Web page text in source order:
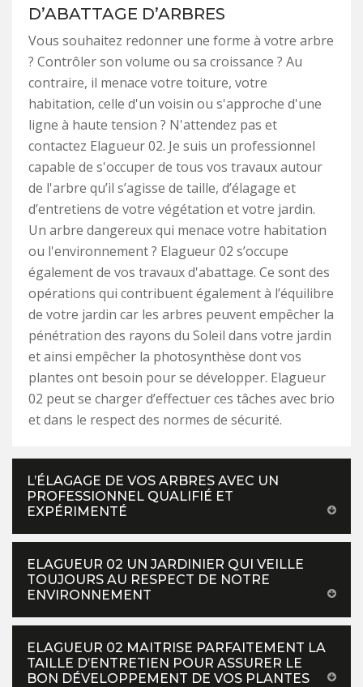
D’ABATTAGE D’ARBRES
Vous souhaitez redonner une forme à votre arbre
? Contrôler son volume ou sa croissance ? Au
contraire, il menace votre toiture, votre
habitation, celle d'un voisin ou s'approche d'une
ligne à haute tension ? N'attendez pas et
contactez Elagueur 02. Je suis un professionnel
capable de s'occuper de tous vos travaux autour
de l'arbre qu’il s’agisse de taille, d’élagage et
d’entretiens de votre végétation et votre jardin.
Un arbre dangereux qui menace votre habitation
ou l'environnement ? Elagueur 02 s’occupe
également de vos travaux d'abattage. Ce sont des
opérations qui contribuent également à l’équilibre
de votre jardin car les arbres peuvent empêcher la
pénétration des rayons du Soleil dans votre jardin
et ainsi empêcher la photosynthèse dont vos
plantes ont besoin pour se développer. Elagueur
02 peut se charger d’effectuer ces tâches avec brio
et dans le respect des normes de sécurité.
L’ÉLAGAGE DE VOS ARBRES AVEC UN
PROFESSIONNEL QUALIFIÉ ET
EXPÉRIMENTÉ
ELAGUEUR 02 UN JARDINIER QUI VEILLE
TOUJOURS AU RESPECT DE NOTRE
ENVIRONNEMENT
ELAGUEUR 02 MAITRISE PARFAITEMENT LA
TAILLE D’ENTRETIEN POUR ASSURER LE
BON DÉVELOPPEMENT DE VOS PLANTES